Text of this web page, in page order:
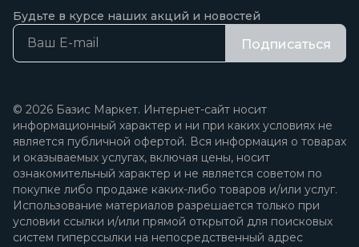
Будьте в курсе наших акций и новостей
Подписаться
© 2026 Базис Маркет. Интернет-сайт носит
информационный характер и ни при каких условиях не
является публичной офертой. Вся информация о товарах
и оказываемых услугах, включая цены, носит
ознакомительный характер и не является советом по
покупке либо продаже каких-либо товаров и/или услуг.
Использование материалов разрешается только при
условии ссылки и/или прямой открытой для поисковых
систем гиперссылки на непосредственный адрес